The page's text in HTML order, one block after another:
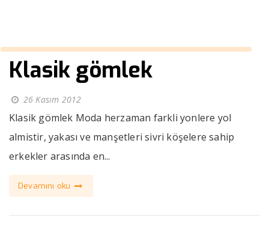
Klasik gömlek
26 Kasım 2012
Klasik gömlek Moda herzaman farkli yonlere yol
almistir, yakası ve manşetleri sivri köşelere sahip
erkekler arasında en...
Devamını oku